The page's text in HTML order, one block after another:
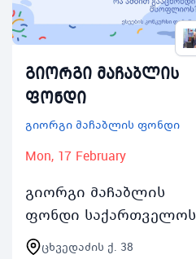
გიორგი მაჩაბლის
ფონდი
გიორგი მაჩაბლის ფონდი
Mon, 17 February
გიორგი მაჩაბლის
ფონდი საქართველოს
პარლამენტის
ცხვედაძის ქ. 38